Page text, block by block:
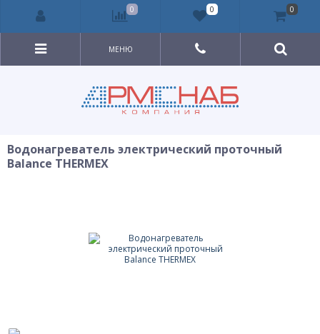
МЕНЮ
Водонагреватель электрический проточный
Balance THERMEX
0 0 0